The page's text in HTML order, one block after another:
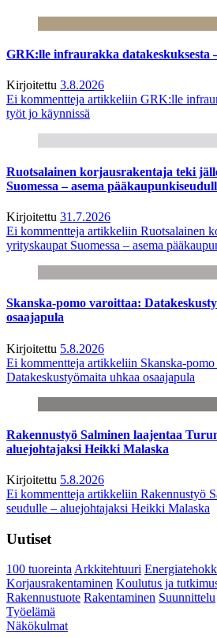
GRK:lle infraurakka datakeskuksesta
Kirjoitettu 3.8.2026
Ei kommentteja artikkeliin GRK:lle
työt jo käynnissä
Ruotsalainen korjausrakentaja teki
Suomessa – asema
Kirjoitettu 31.7.2026
Ei kommentteja artikkeliin Ruotsalainen
yrityskaupat Suomessa – asema
Skanska-pomo varoittaa:
osaajapula
Kirjoitettu 5.8.2026
Ei kommentteja artikkeliin Skanska-pomo
Datakeskustyömaita uhkaa osaajapula
Rakennustyö Salminen laajentaa
aluejohtajaksi Heikki Malaska
Kirjoitettu 5.8.2026
Ei kommentteja artikkeliin Rakennustyö
seudulle – aluejohtajaksi Heikki Malaska
Uutiset
100 tuoreintaArkkitehtuuri
Korjausrakentaminen Koulutus ja
Rakennustuote Rakentaminen Suunnittelu
Työelämä
Näkökulmat